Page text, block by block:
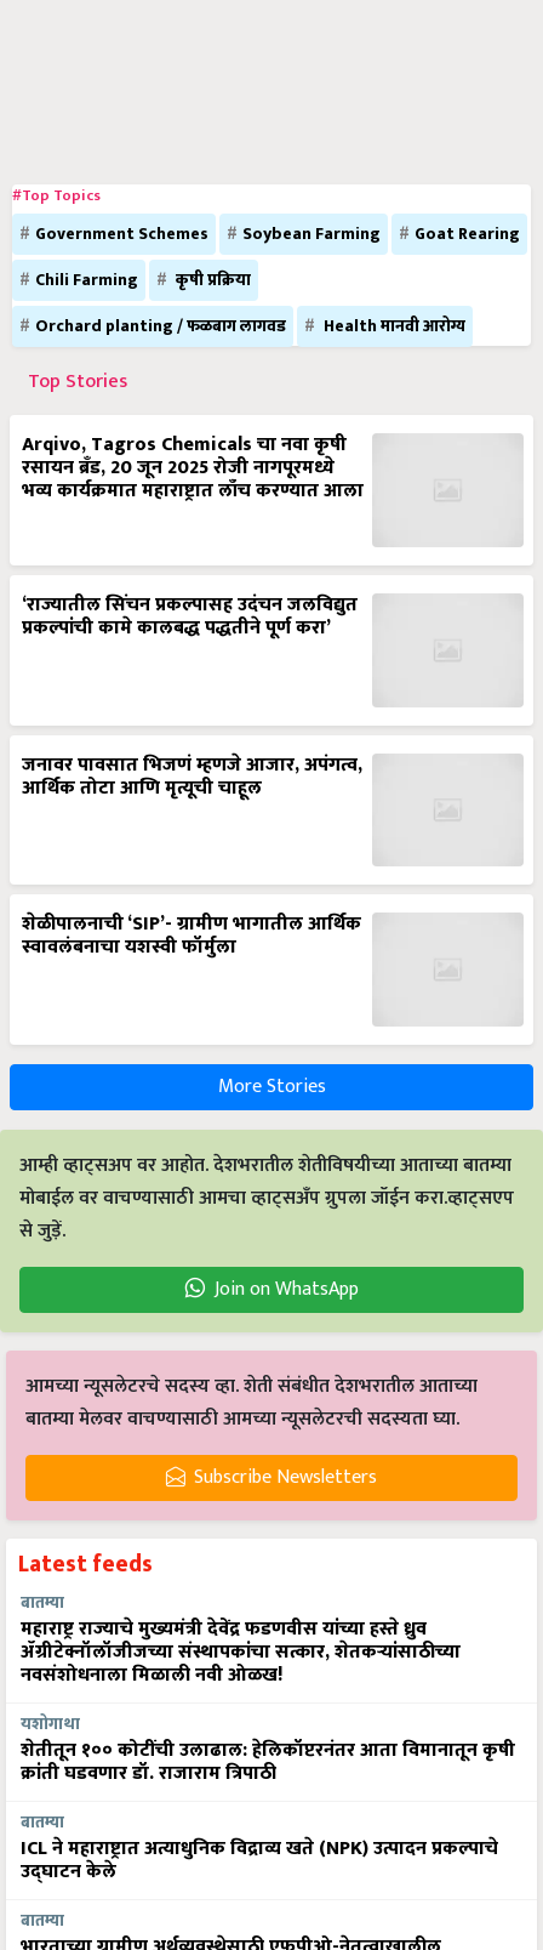
#Top Topics
Government Schemes Soybean Farming
Goat Rearing
Chili Farming
कृषी प्रक्रिया
Orchard planting / फळबाग लागवड
Health मानवी आरोग्य
Top Stories
Arqivo, Tagros Chemicals चा नवा कृषी
रसायन ब्रँड, 20 जून 2025 रोजी नागपूरमध्ये
भव्य कार्यक्रमात महाराष्ट्रात लाँच करण्यात आला
‘राज्यातील सिंचन प्रकल्पासह उदंचन जलविद्युत
प्रकल्पांची कामे कालबद्ध पद्धतीने पूर्ण करा’
जनावर पावसात भिजणं म्हणजे आजार, अपंगत्व,
आर्थिक तोटा आणि मृत्यूची चाहूल
शेळीपालनाची ‘SIP’- ग्रामीण भागातील आर्थिक
स्वावलंबनाचा यशस्वी फॉर्मुला
More Stories
आम्ही व्हाट्सअप वर आहोत. देशभरातील शेतीविषयीच्या आताच्या बातम्या
मोबाईल वर वाचण्यासाठी आमचा व्हाट्सअँप ग्रुपला जॉईन करा.व्हाट्सएप
से जुड़ें.
Join on WhatsApp
आमच्या न्यूसलेटरचे सदस्य व्हा. शेती संबंधीत देशभरातील आताच्या
बातम्या मेलवर वाचण्यासाठी आमच्या न्यूसलेटरची सदस्यता घ्या.
Subscribe Newsletters
Latest feeds
बातम्या
महाराष्ट्र राज्याचे मुख्यमंत्री देवेंद्र फडणवीस यांच्या हस्ते ध्रुव
ॲग्रीटेक्नॉलॉजीजच्या संस्थापकांचा सत्कार, शेतकऱ्यांसाठीच्या
नवसंशोधनाला मिळाली नवी ओळख!
यशोगाथा
शेतीतून १०० कोटींची उलाढाल: हेलिकॉप्टरनंतर आता विमानातून कृषी
क्रांती घडवणार डॉ. राजाराम त्रिपाठी
बातम्या
ICL ने महाराष्ट्रात अत्याधुनिक विद्राव्य खते (NPK) उत्पादन प्रकल्पाचे
उद्घाटन केले
बातम्या